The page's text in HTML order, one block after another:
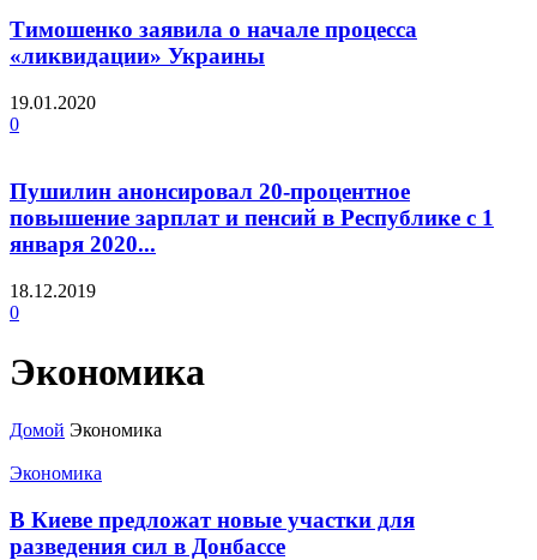
Тимошенко заявила о начале процесса
«ликвидации» Украины
19.01.2020
0
Пушилин анонсировал 20-процентное
повышение зарплат и пенсий в Республике с 1
января 2020...
18.12.2019
0
Экономика
Домой Экономика
Экономика
В Киеве предложат новые участки для
разведения сил в Донбассе